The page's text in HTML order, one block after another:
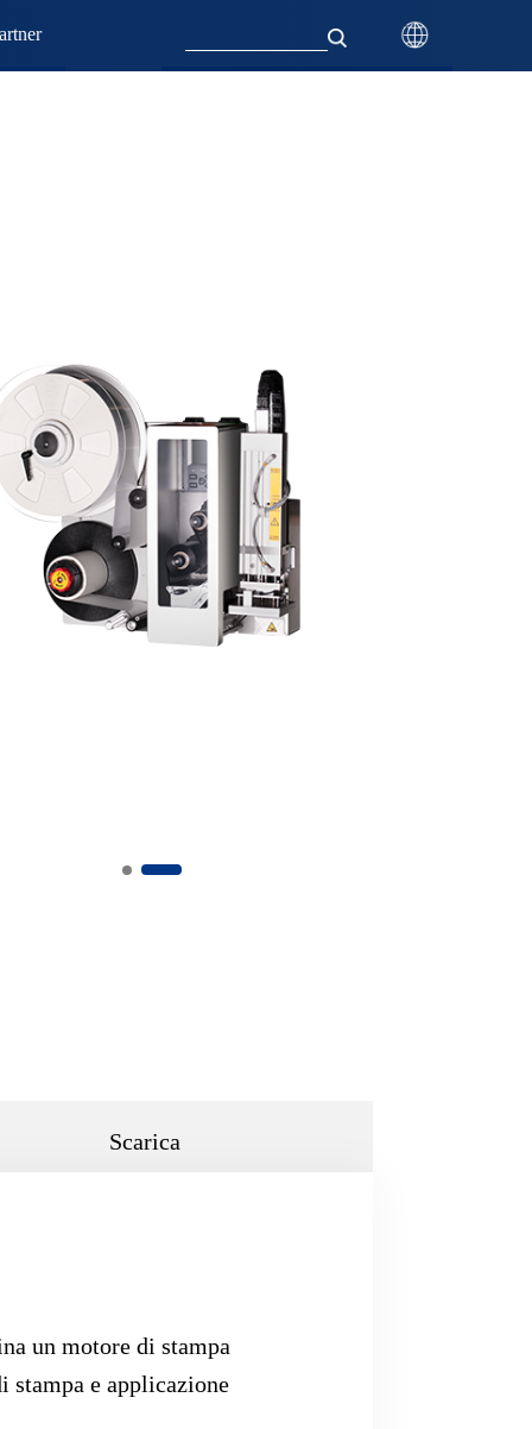
Scarica
un motore di stampa
stampa e applicazione